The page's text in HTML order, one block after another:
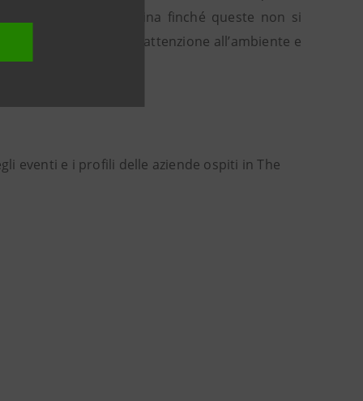
giungono in cantina finché queste non si
cantine del Gruppo l’attenzione all’ambiente e
eventi e i profili delle aziende ospiti in The